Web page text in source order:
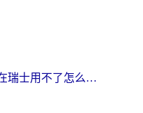
人民法院诉讼服务网在瑞士用不了怎么办？海外华人必备的回国加速指南